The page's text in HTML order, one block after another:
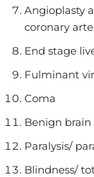
Angioplasty
coronary
End stage
Fulminant
Coma
Benign
Paralysis/
Blindness/